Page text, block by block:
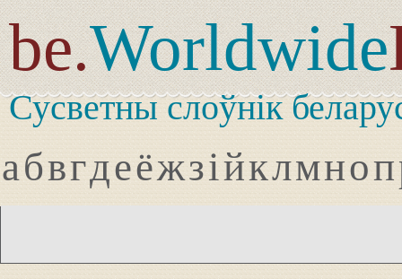
be.Worldwide
Сусветны слоўнік
абвгдеёжзійклмноп